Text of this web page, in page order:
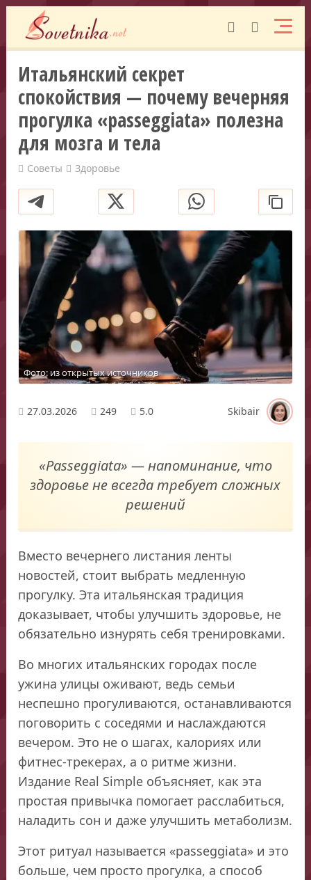
Итальянский секрет
спокойствия — почему вечерняя
прогулка «passeggiata» полезна
для мозга и тела
Советы Здоровье
Фото: из открытых источников
27.03.2026 249 5.0 Skibair
«Passeggiata» — напоминание, что
здоровье не всегда требует сложных
решений
Вместо вечернего листания ленты
новостей, стоит выбрать медленную
прогулку. Эта итальянская традиция
доказывает, чтобы улучшить здоровье, не
обязательно изнурять себя тренировками.
Во многих итальянских городах после
ужина улицы оживают, ведь семьи
неспешно прогуливаются, останавливаются
поговорить с соседями и наслаждаются
вечером. Это не о шагах, калориях или
фитнес-трекерах, а о ритме жизни.
Издание Real Simple объясняет, как эта
простая привычка помогает расслабиться,
наладить сон и даже улучшить метаболизм.
Этот ритуал называется «passeggiata» и это
больше, чем просто прогулка, а способ